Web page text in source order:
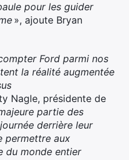
pour les guider
», ajoute Bryan
Ford parmi nos
la réalité augmentée
Nagle, présidente de
partie des
derrière leur
permettre aux
du monde entier